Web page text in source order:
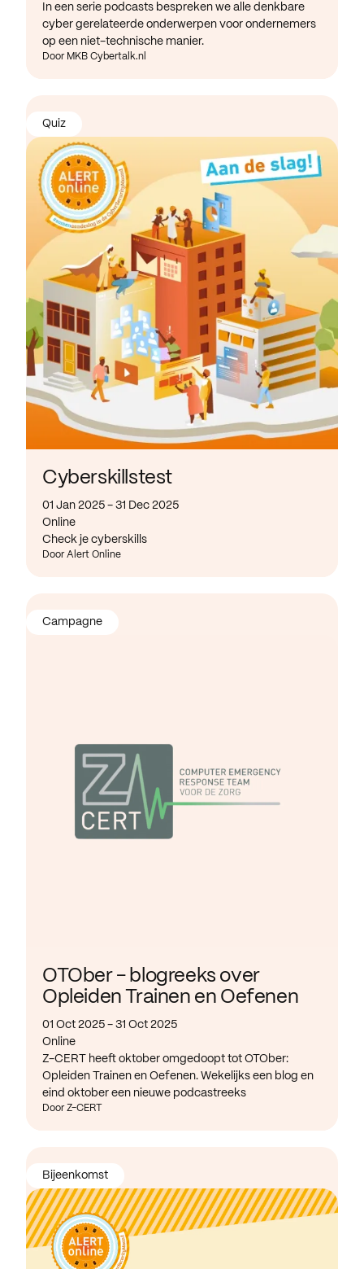
In een serie podcasts bespreken we alle denkbare
cyber gerelateerde onderwerpen voor ondernemers
op een niet-technische manier.
Door MKB Cybertalk.nl
Cyberskillstest
01 Jan 2025 - 31 Dec 2025
Online
Check je cyberskills
Door Alert Online
Quiz
OTOber - blogreeks over
Opleiden Trainen en Oefenen
01 Oct 2025 - 31 Oct 2025
Online
Z-CERT heeft oktober omgedoopt tot OTOber:
Opleiden Trainen en Oefenen. Wekelijks een blog en
eind oktober een nieuwe podcastreeks
Door Z-CERT
Campagne
Bijeenkomst